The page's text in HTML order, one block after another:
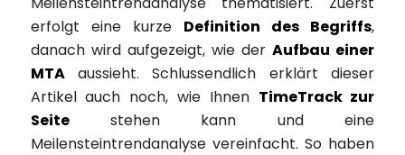
erfolgt eine kurze Definition des Begriffs,
danach wird aufgezeigt, wie derAufbau einer
MTAaussieht. Schlussendlich erklärt dieser
Artikel auch noch, wie Ihnen TimeTrack zur
Seitestehen kann und eine
Meilensteintrendanalyse vereinfacht. So haben